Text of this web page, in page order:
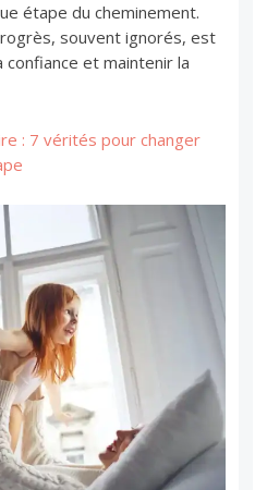
étape du cheminement.
souvent ignorés, est
et maintenir la
: 7 vérités pour changer